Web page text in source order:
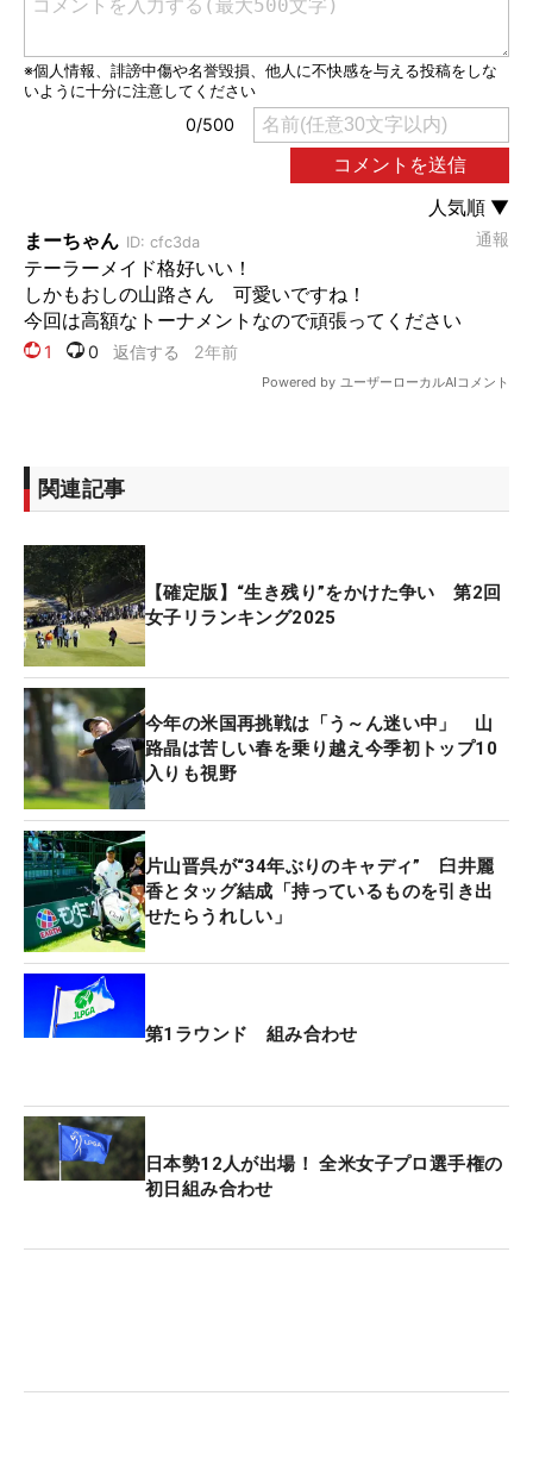
関連記事
【確定版】“生き残り”をかけた争い 第2回
女子リランキング2025
今年の米国再挑戦は「う～ん迷い中」 山
路晶は苦しい春を乗り越え今季初トップ10
入りも視野
片山晋呉が“34年ぶりのキャディ” 臼井麗
香とタッグ結成「持っているものを引き出
せたらうれしい」
第1ラウンド 組み合わせ
日本勢12人が出場！ 全米女子プロ選手権の
初日組み合わせ